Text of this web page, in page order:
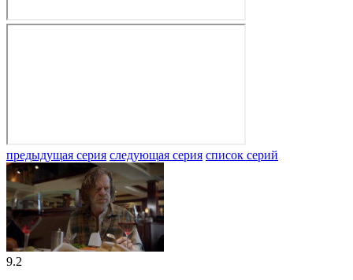
предыдущая серия следующая серия список серий
9.2